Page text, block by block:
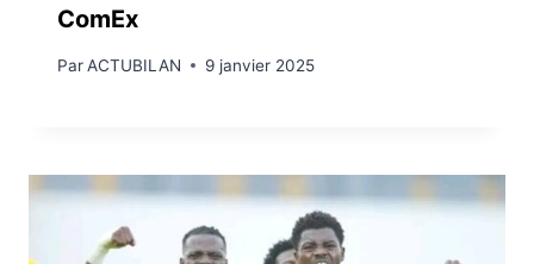
ComEx
ParACTUBILAN 9 janvier 2025